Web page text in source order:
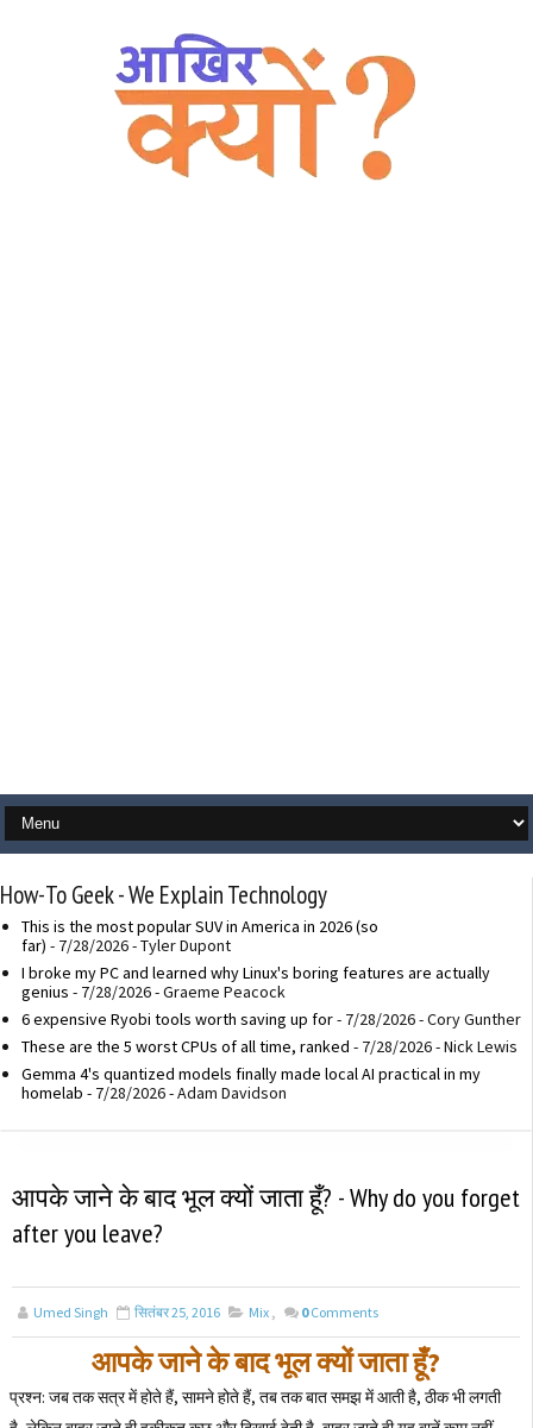
How-To Geek - We Explain Technology
This is the most popular SUV in America in 2026 (so
far) - 7/28/2026- Tyler Dupont
I broke my PC and learned why Linux's boring features are actually
genius - 7/28/2026- Graeme Peacock
6 expensive Ryobi tools worth saving up for- 7/28/2026- Cory Gunther
These are the 5 worst CPUs of all time, ranked - 7/28/2026- Nick Lewis
Gemma 4's quantized models finally made local AI practical in my
homelab - 7/28/2026- Adam Davidson
आपके जाने के बाद भूल क्यों जाता हूँ? - Why do you forget
after you leave?
Umed Singh सितंबर 25, 2016 Mix , 0 Comments
आपके जाने के बाद भूल क्यों जाता हूँ?
प्रश्न: जब तक सत्र में होते हैं, सामने होते हैं, तब तक बात समझ में आती है, ठीक भी लगती